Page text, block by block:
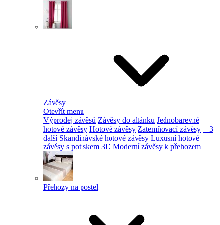
Závěsy
Otevřít menu
Výprodej závěsů Závěsy do altánku Jednobarevné
hotové závěsy Hotové závěsy Zatemňovací závěsy + 3
další Skandinávské hotové závěsy Luxusní hotové
závěsy s potiskem 3D Moderní závěsy k přehozem
Přehozy na postel